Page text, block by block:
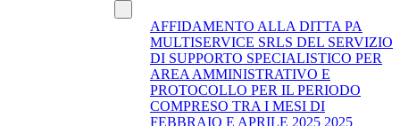
AFFIDAMENTO ALLA DITTA PA
MULTISERVICE SRLS DEL SERVIZIO
DI SUPPORTO SPECIALISTICO PER
AREA AMMINISTRATIVO E
PROTOCOLLO PER IL PERIODO
COMPRESO TRA I MESI DI
FEBBRAIO E APRILE 2025 2025